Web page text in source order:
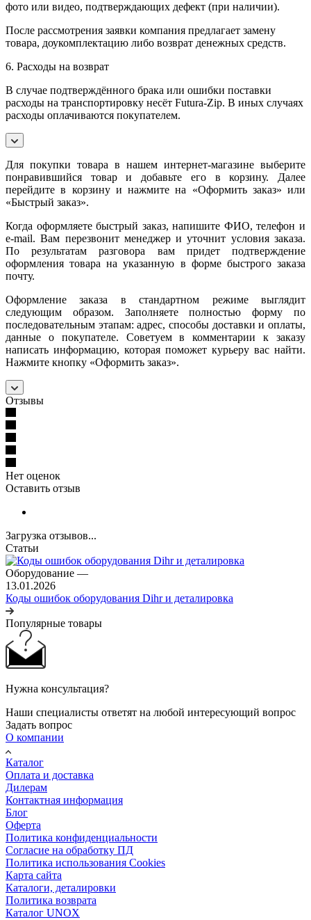
фото или видео, подтверждающих дефект (при наличии).
После рассмотрения заявки компания предлагает замену
товара, доукомплектацию либо возврат денежных средств.
6. Расходы на возврат
В случае подтверждённого брака или ошибки поставки
расходы на транспортировку несёт Futura-Zip. В иных случаях
расходы оплачиваются покупателем.
Для покупки товара в нашем интернет-магазине выберите
понравившийся товар и добавьте его в корзину. Далее
перейдите в корзину и нажмите на «Оформить заказ» или
«Быстрый заказ».
Когда оформляете быстрый заказ, напишите ФИО, телефон и
e-mail. Вам перезвонит менеджер и уточнит условия заказа.
По результатам разговора вам придет подтверждение
оформления товара на указанную в форме быстрого заказа
почту.
Оформление заказа в стандартном режиме выглядит
следующим образом. Заполняете полностью форму по
последовательным этапам: адрес, способы доставки и оплаты,
данные о покупателе. Советуем в комментарии к заказу
написать информацию, которая поможет курьеру вас найти.
Нажмите кнопку «Оформить заказ».
Отзывы
Нет оценок
Оставить отзыв
Загрузка отзывов...
Статьи
Оборудование —
13.01.2026
Коды ошибок оборудования Dihr и деталировка
Популярные товары
Нужна консультация?
Наши специалисты ответят на любой интересующий вопрос
Задать вопрос
О компании
Каталог
Оплата и доставка
Дилерам
Контактная информация
Блог
Оферта
Политика конфиденциальности
Согласие на обработку ПД
Политика использования Cookies
Карта сайта
Каталоги, деталировки
Политика возврата
Каталог UNOX